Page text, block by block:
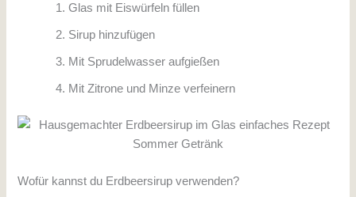
Glas mit Eiswürfeln füllen
Sirup hinzufügen
Mit Sprudelwasser aufgießen
Mit Zitrone und Minze verfeinern
Wofür kannst du Erdbeersirup verwenden?